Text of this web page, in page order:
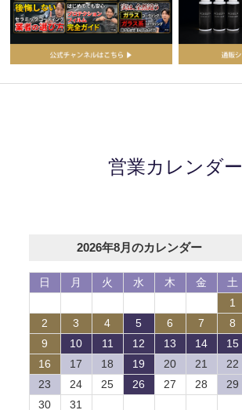
営業カレンダー
2026年8月のカレンダー
日 月 火 水 木 金
土
1
2
3 4 5 6 7
8
9
10 11 12 13 14
15
16
17 18 19 20 21
22
23
24 25 26 27 28
29
30
31